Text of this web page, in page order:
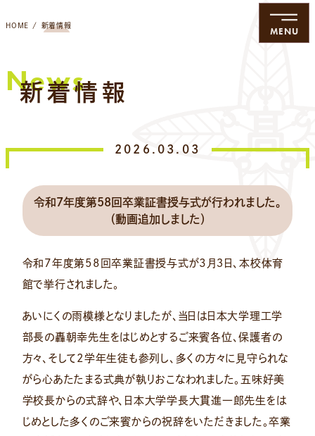
MENU
HOME 新着情報
新着情報
News
2026.03.03
令和7年度第58回卒業証書授与式が行われました。
（動画追加しました）
令和7年度第58回卒業証書授与式が3月３日、本校体育
館で挙行されました。
あいにくの雨模様となりましたが、当日は日本大学理工学
部長の轟朝幸先生をはじめとするご来賓各位、保護者の
方々、そして2学年生徒も参列し、多くの方々に見守られな
がら心あたたまる式典が執りおこなわれました。五味好美
学校長からの式辞や、日本大学学長大貫進一郎先生をは
じめとした多くのご来賓からの祝辞をいただきました。卒業